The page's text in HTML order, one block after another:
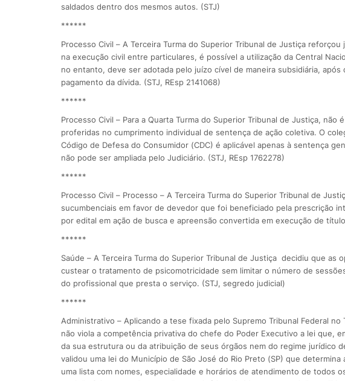
saldados dentro dos mesmos autos. (STJ)
******
Processo Civil – ​A Terceira Turma do Superior Tribunal de Justiça
na execução civil entre particulares, é possível a utilização da Central
no entanto, deve ser adotada pelo juízo cível de maneira subsidiária,
pagamento da dívida. (STJ, REsp 2141068)
******
Processo Civil – ​Para a Quarta Turma do Superior Tribunal de Justiça, não
proferidas no cumprimento individual de sentença de ação coletiva. O
Código de Defesa do Consumidor (CDC) é aplicável apenas à sentença
não pode ser ampliada pelo Judiciário. (STJ, REsp 1762278)
******
Processo Civil – ​Processo – A Terceira Turma do Superior Tribunal de
sucumbenciais em favor de devedor que foi beneficiado pela prescrição
por edital em ação de busca e apreensão convertida em execução de
******
Saúde – ​A Terceira Turma do Superior Tribunal de Justiça decidiu que as
custear o tratamento de psicomotricidade sem limitar o número de
do profissional que presta o serviço. (STJ, segredo judicial)
******
Administrativo – Aplicando a tese fixada pelo Supremo Tribunal Federal
não viola a competência privativa do chefe do Poder Executivo a lei que,
da sua estrutura ou da atribuição de seus órgãos nem do regime jurídico
validou uma lei do Município de São José do Rio Preto (SP) que
uma lista com nomes, especialidade e horários de atendimento de todos